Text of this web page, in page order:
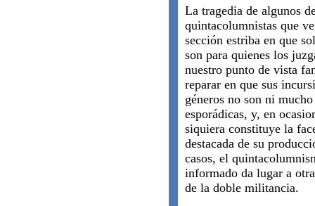
La tragedia de algunos
quintacolumnistas que
sección estriba en que
son para quienes los
nuestro punto de vista
reparar en que sus
géneros no son ni
esporádicas, y, en
siquiera constituye la
destacada de su
casos, el
informado da lugar a
de la doble militancia.